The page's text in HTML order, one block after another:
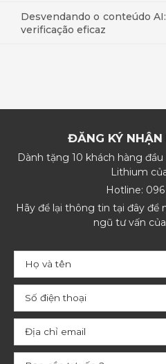
Desvendando o conteúdo
verificação eficaz
ĐĂNG KÝ NHẬN
Dành tặng 10 khách hàng
Lithium
Hotline: 096
Hãy để lại thông tin tại đây để
ngũ tư vấn